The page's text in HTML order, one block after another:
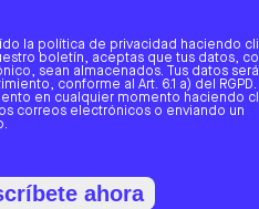
la política de privacidad haciendo
boletín, aceptas que tus datos,
sean almacenados. Tus datos
conforme al Art. 6.1 a) del RGPD.
en cualquier momento haciendo
correos electrónicos o enviando un
ahora